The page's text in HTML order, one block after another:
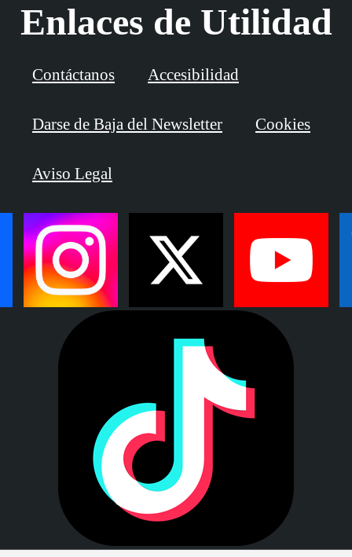
Enlaces de Utilidad
Contáctanos Accesibilidad
Darse de Baja del Newsletter Cookies
Aviso Legal